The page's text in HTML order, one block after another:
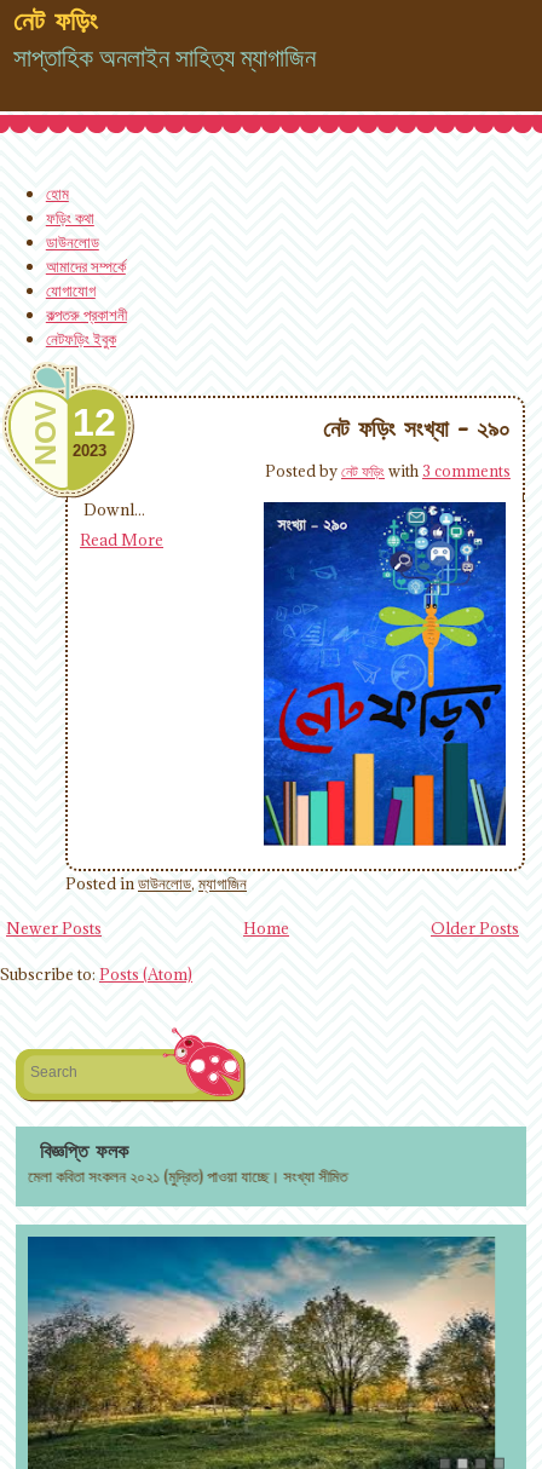
নেট ফড়িং
সাপ্তাহিক অনলাইন সাহিত্য ম্যাগাজিন
হোম
ফড়িং কথা
ডাউনলোড
আমাদের সম্পর্কে
যোগাযোগ
কল্পতরু প্রকাশনী
নেটফড়িং ইবুক
নেট ফড়িং সংখ্যা - ২৯০
NOV 12
2023
Posted byনেট ফড়িং with 3 comments
Downl...
Read More
Posted inডাউনলোড,ম্যাগাজিন
Newer Posts Older Posts
Home
Subscribe to: Posts (Atom)
বিজ্ঞপ্তি ফলক
কবিতা সংকলন ২০২১ (মুদ্রিত) পাওয়া যাচ্ছে। সংখ্যা সীমিত